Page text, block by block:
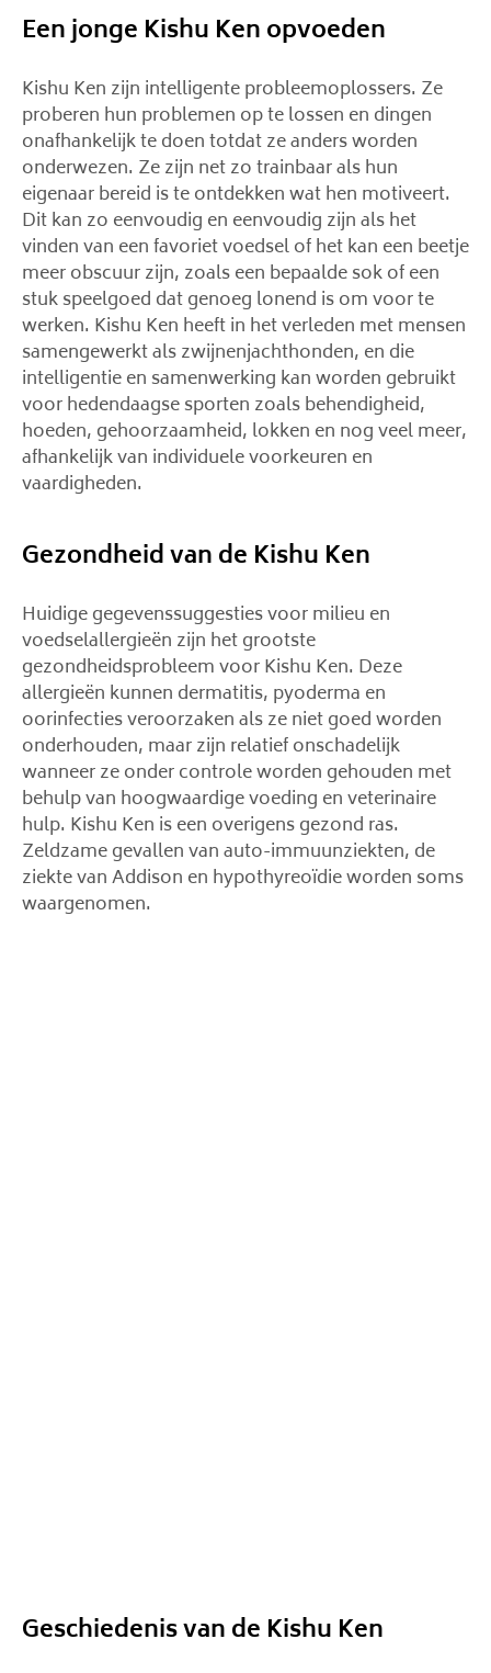
Een jonge Kishu Ken opvoeden
Kishu Ken zijn intelligente probleemoplossers. Ze
proberen hun problemen op te lossen en dingen
onafhankelijk te doen totdat ze anders worden
onderwezen. Ze zijn net zo trainbaar als hun
eigenaar bereid is te ontdekken wat hen motiveert.
Dit kan zo eenvoudig en eenvoudig zijn als het
vinden van een favoriet voedsel of het kan een beetje
meer obscuur zijn, zoals een bepaalde sok of een
stuk speelgoed dat genoeg lonend is om voor te
werken. Kishu Ken heeft in het verleden met mensen
samengewerkt als zwijnenjachthonden, en die
intelligentie en samenwerking kan worden gebruikt
voor hedendaagse sporten zoals behendigheid,
hoeden, gehoorzaamheid, lokken en nog veel meer,
afhankelijk van individuele voorkeuren en
vaardigheden.
Gezondheid van de Kishu Ken
Huidige gegevenssuggesties voor milieu en
voedselallergieën zijn het grootste
gezondheidsprobleem voor Kishu Ken. Deze
allergieën kunnen dermatitis, pyoderma en
oorinfecties veroorzaken als ze niet goed worden
onderhouden, maar zijn relatief onschadelijk
wanneer ze onder controle worden gehouden met
behulp van hoogwaardige voeding en veterinaire
hulp. Kishu Ken is een overigens gezond ras.
Zeldzame gevallen van auto-immuunziekten, de
ziekte van Addison en hypothyreoïdie worden soms
waargenomen.
Geschiedenis van de Kishu Ken